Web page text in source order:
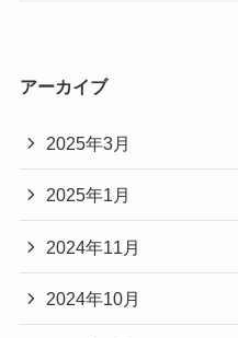
アーカイブ
2025年3月
2025年1月
2024年11月
2024年10月